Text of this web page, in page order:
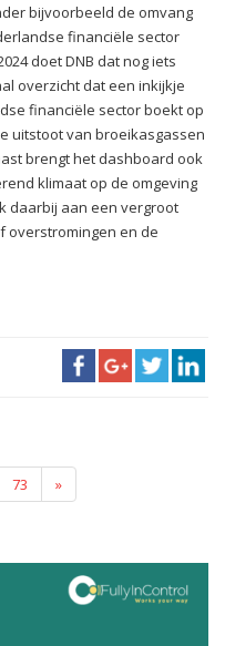
bijvoorbeeld de omvang
financiële sector
doet DNB dat nog iets
overzicht dat een inkijkje
financiële sector boekt op
uitstoot van broeikasgassen
brengt het dashboard ook
klimaat op de omgeving
daarbij aan een vergroot
overstromingen en de
73 »